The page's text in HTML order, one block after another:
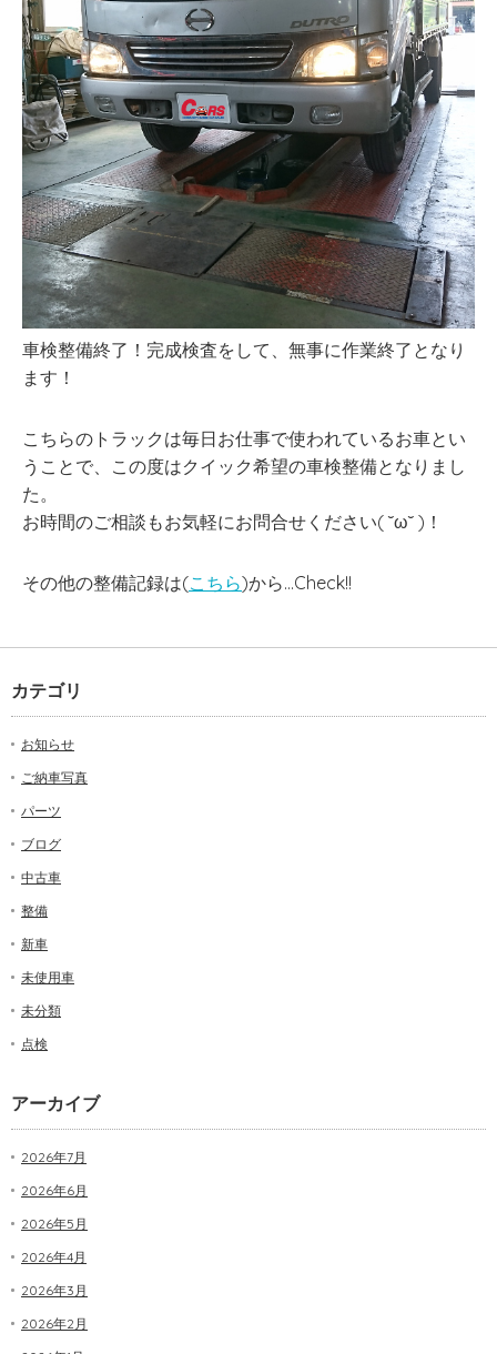
車検整備終了！完成検査をして、無事に作業終了となり
ます！
こちらのトラックは毎日お仕事で使われているお車とい
うことで、この度はクイック希望の車検整備となりまし
た。
お時間のご相談もお気軽にお問合せください( ˘ω˘ )！
その他の整備記録は(こちら)から…Check!!
カテゴリ
お知らせ
ご納車写真
パーツ
ブログ
中古車
整備
新車
未使用車
未分類
点検
アーカイブ
2026年7月
2026年6月
2026年5月
2026年4月
2026年3月
2026年2月